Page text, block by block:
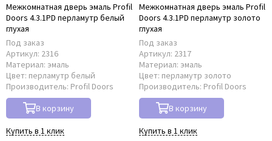
Межкомнатная дверь эмаль Profil
Doors 4.3.1PD перламутр белый
глухая
Под заказ
Артикул: 2316
Материал: эмаль
Цвет: перламутр белый
Производитель: Profil Doors
В корзину
Купить в 1 клик
Межкомнатная дверь эмаль Profil
Doors 4.3.1PD перламутр золото
глухая
Под заказ
Артикул: 2317
Материал: эмаль
Цвет: перламутр золото
Производитель: Profil Doors
В корзину
Купить в 1 клик